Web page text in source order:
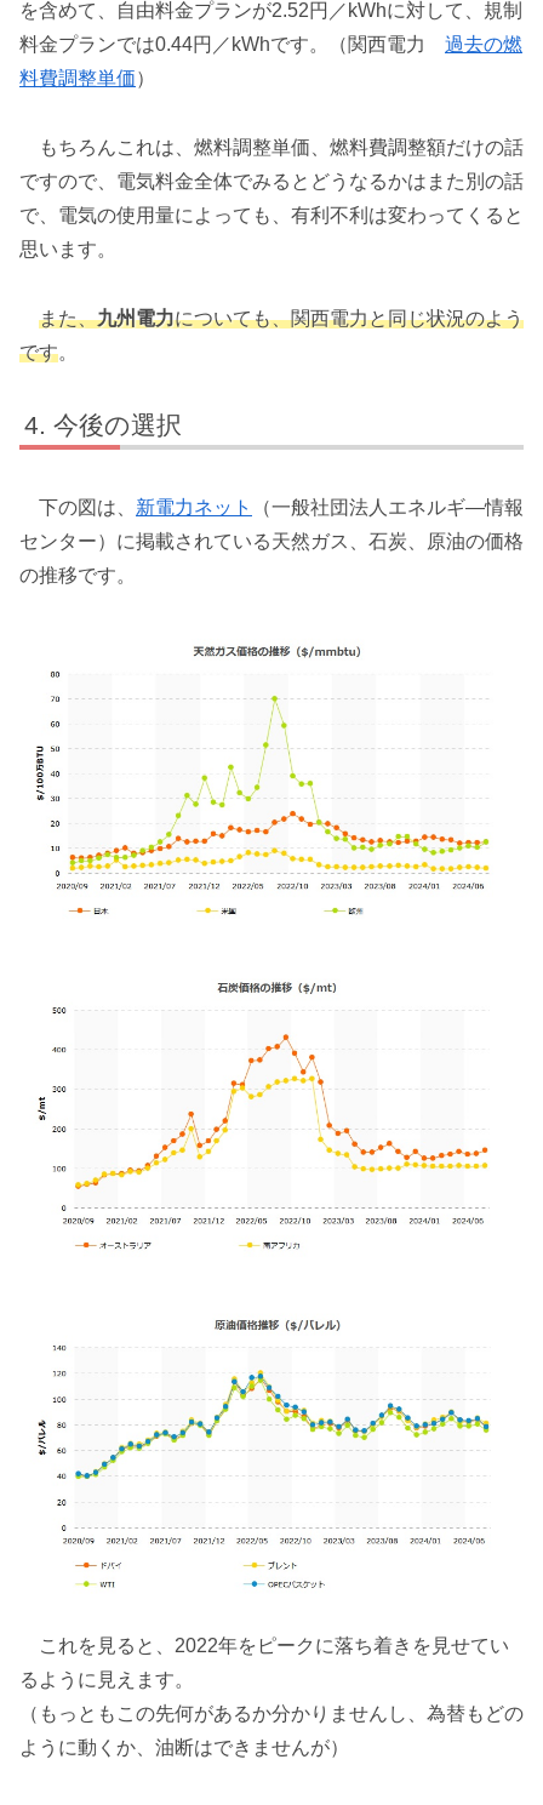
を含めて、自由料金プランが2.52円／kWhに対して、規制
料金プランでは0.44円／kWhです。（関西電力 過去の燃
料費調整単価）
もちろんこれは、燃料調整単価、燃料費調整額だけの話
ですので、電気料金全体でみるとどうなるかはまた別の話
で、電気の使用量によっても、有利不利は変わってくると
思います。
また、九州電力についても、関西電力と同じ状況のよう
です。
今後の選択
下の図は、 新電力ネット
（一般社団法人エネルギ―情報
センター）に掲載されている天然ガス、石炭、原油の価格
の推移です。
これを見ると、2022年をピークに落ち着きを見せてい
るように見えます。
（もっともこの先何があるか分かりませんし、為替もどの
ように動くか、油断はできませんが）